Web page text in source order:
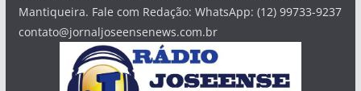
Mantiqueira. Fale com Redação: WhatsApp: (12) 99733-9237
contato@jornaljoseensenews.com.br